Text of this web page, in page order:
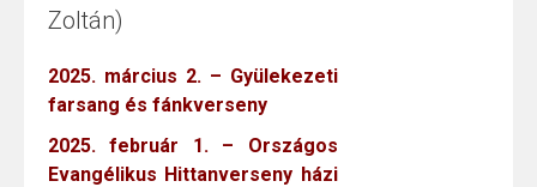
Zoltán)
2025. március 2. – Gyülekezeti
farsang és fánkverseny
2025. február 1. – Országos
Evangélikus Hittanverseny házi